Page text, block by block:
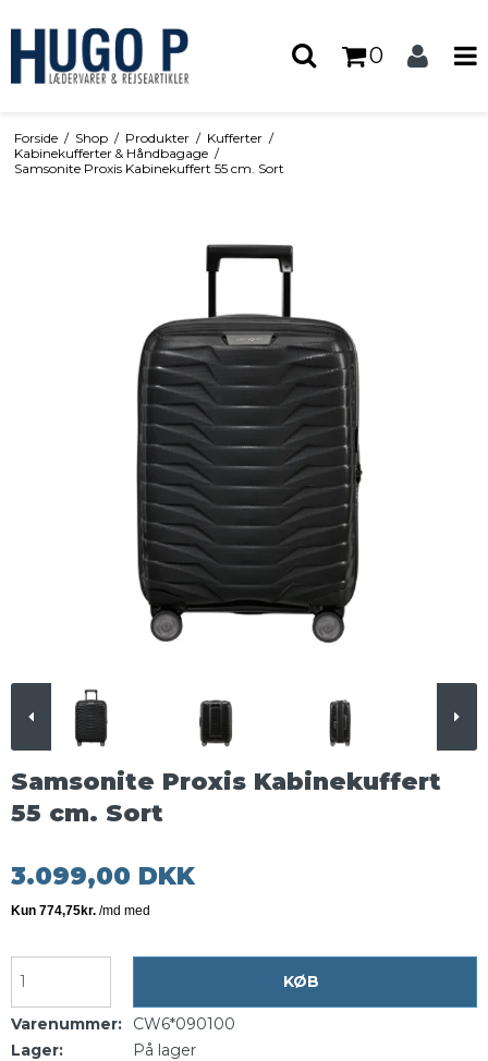
0
Forside / Shop / Produkter / Kufferter /
Kabinekufferter & Håndbagage /
Samsonite Proxis Kabinekuffert 55 cm. Sort
Samsonite Proxis Kabinekuffert
55 cm. Sort
3.099,00 DKK
KØB
Varenummer:
CW6*090100
Lager:
På lager